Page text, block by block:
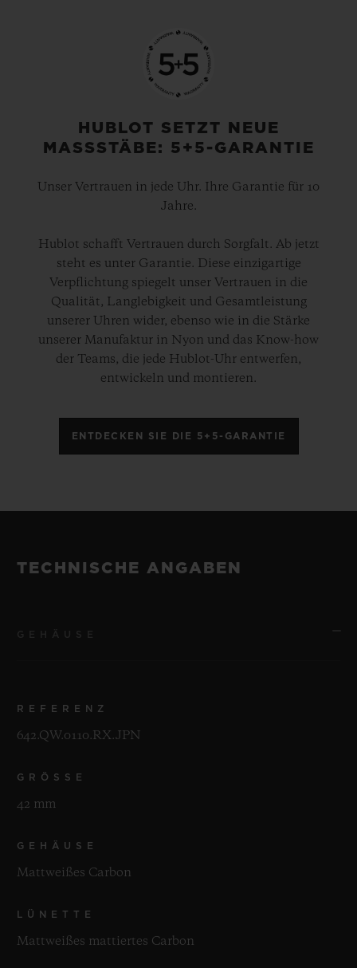
HUBLOT SETZT NEUE
MASSSTÄBE: 5+5-GARANTIE
Unser Vertrauen in jede Uhr. Ihre Garantie für 10
Jahre.
Hublot schafft Vertrauen durch Sorgfalt. Ab jetzt
steht es unter Garantie. Diese einzigartige
Verpflichtung spiegelt unser Vertrauen in die
Qualität, Langlebigkeit und Gesamtleistung
unserer Uhren wider, ebenso wie in die Stärke
unserer Manufaktur in Nyon und das Know-how
der Teams, die jede Hublot-Uhr entwerfen,
entwickeln und montieren.
ENTDECKEN SIE DIE 5+5-GARANTIE
TECHNISCHE ANGABEN
REFERENZ
642.QW.0110.RX.JPN
GRÖSSE
42 mm
GEHÄUSE
Mattweißes Carbon
LÜNETTE
Mattweißes mattiertes Carbon